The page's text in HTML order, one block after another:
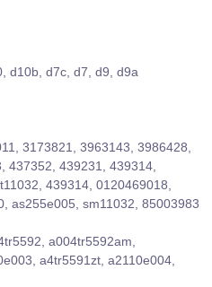
d10b, d7c, d7, d9, d9a
3173821, 3963143, 3986428,
437352, 439231, 439314,
439314, 0120469018,
as255e005, sm11032, 85003983
a004tr5592am,
a4tr5591zt, a2110e004,